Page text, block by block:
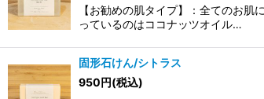
【お勧めの肌タイプ】：全てのお
っているのはココナッツオイル…
固形石けん/シトラス
950円(税込)